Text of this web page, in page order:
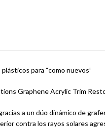
para “como nuevos”
Graphene Acrylic Trim
a un dúo dinámico de
contra los rayos solares